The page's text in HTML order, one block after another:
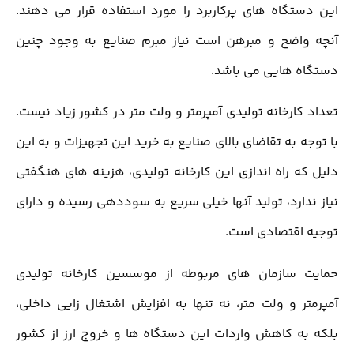
این دستگاه های پرکاربرد را مورد استفاده قرار می دهند.
آنچه واضح و مبرهن است نیاز مبرم صنایع به وجود چنین
دستگاه هایی می باشد.
تعداد کارخانه تولیدی آمپرمتر و ولت متر در کشور زیاد نیست.
با توجه به تقاضای بالای صنایع به خرید این تجهیزات و به این
دلیل که راه اندازی این کارخانه تولیدی، هزینه های هنگفتی
نیاز ندارد، تولید آنها خیلی سریع به سوددهی رسیده و دارای
توجیه اقتصادی است.
حمایت سازمان های مربوطه از موسسین کارخانه تولیدی
آمپرمتر و ولت متر، نه تنها به افزایش اشتغال زایی داخلی،
بلکه به کاهش واردات این دستگاه ها و خروج ارز از کشور